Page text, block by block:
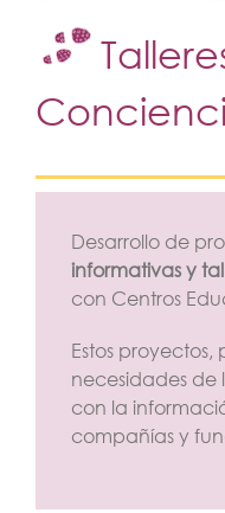
Desarrollo de
informativas y
con Centros
Estos
necesidades de
con la
compañías y